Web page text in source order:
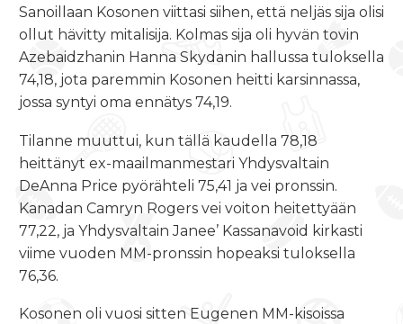
Sanoillaan Kosonen viittasi siihen, että neljäs sija olisi
ollut hävitty mitalisija. Kolmas sija oli hyvän tovin
Azebaidzhanin Hanna Skydanin hallussa tuloksella
74,18, jota paremmin Kosonen heitti karsinnassa,
jossa syntyi oma ennätys 74,19.
Tilanne muuttui, kun tällä kaudella 78,18
heittänyt ex-maailmanmestari Yhdysvaltain
DeAnna Price pyörähteli 75,41 ja vei pronssin.
Kanadan Camryn Rogers vei voiton heitettyään
77,22, ja Yhdysvaltain Janee’ Kassanavoid kirkasti
viime vuoden MM-pronssin hopeaksi tuloksella
76,36.
Kosonen oli vuosi sitten Eugenen MM-kisoissa